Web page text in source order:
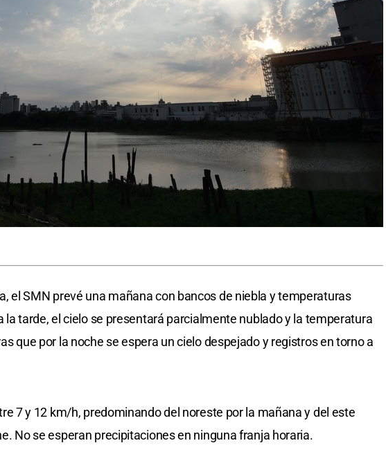
el SMN prevé una mañana con bancos de niebla y temperaturas
la tarde, el cielo se presentará parcialmente nublado y la temperatura
que por la noche se espera un cielo despejado y registros en torno a
7 y 12 km/h, predominando del noreste por la mañana y del este
No se esperan precipitaciones en ninguna franja horaria.